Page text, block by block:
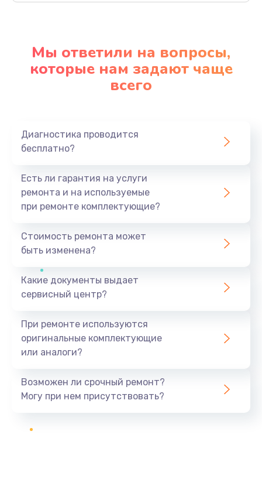
Мы ответили на вопросы,
которые нам задают чаще
всего
Диагностика проводится
бесплатно?
Есть ли гарантия на услуги
ремонта и на используемые
при ремонте комплектующие?
Стоимость ремонта может
быть изменена?
Какие документы выдает
сервисный центр?
При ремонте используются
оригинальные комплектующие
или аналоги?
Возможен ли срочный ремонт?
Могу при нем присутствовать?